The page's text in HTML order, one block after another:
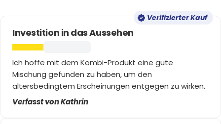
Verifizierter Kauf
Investition in das Aussehen
Ich hoffe mit dem Kombi-Produkt eine gute
Mischung gefunden zu haben, um den
altersbedingtem Erscheinungen entgegen zu wirken.
Verfasst von Kathrin